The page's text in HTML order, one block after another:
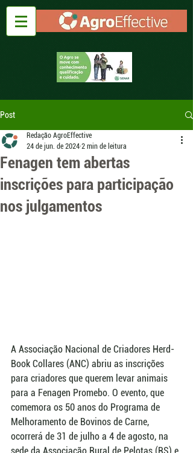
Post
Fenagen tem abertas
inscrições para participação
nos julgamentos
Redação AgroEffective
24 de jun. de 2024 2 min de leitura
A Associação Nacional de Criadores Herd-
Book Collares (ANC) abriu as inscrições
para criadores que querem levar animais
para a Fenagen Promebo. O evento, que
comemora os 50 anos do Programa de
Melhoramento de Bovinos de Carne,
ocorrerá de 31 de julho a 4 de agosto, na